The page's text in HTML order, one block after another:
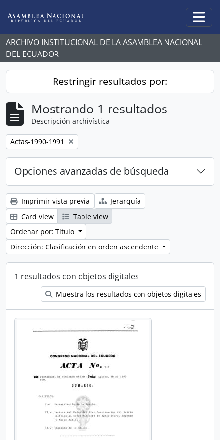
ARCHIVO INSTITUCIONAL DE LA ASAMBLEA NACIONAL
DEL ECUADOR
Restringir resultados por:
Mostrando 1 resultados
Descripción archivística
Remove filter:
Actas-1990-1991
Opciones avanzadas de búsqueda
Imprimir vista previa
Jerarquía
Card view
Table view
Ordenar por: Título
Dirección: Clasificación en orden ascendente
1 resultados con objetos digitales
Muestra los resultados con objetos digitales